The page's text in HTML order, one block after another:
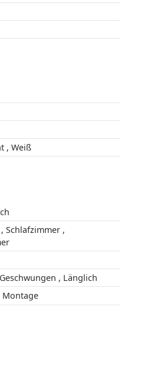
Transparent , Weiß
Gebogen , Geschwungen , Länglich
Montage